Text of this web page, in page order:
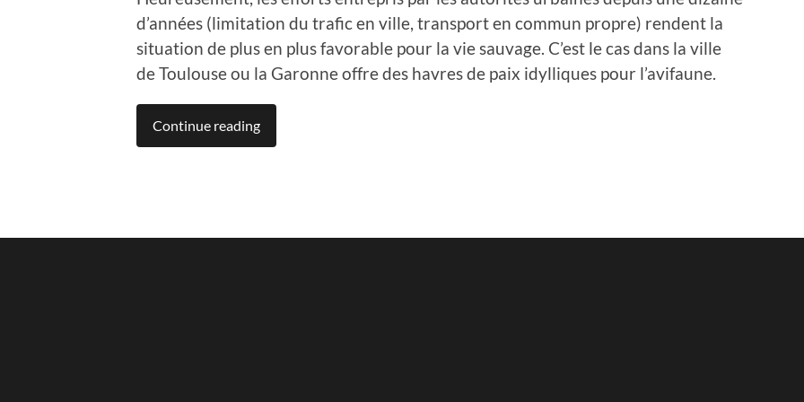
d’années (limitation du trafic en ville, transport en commun propre) rendent la
situation de plus en plus favorable pour la vie sauvage. C’est le cas dans la ville
de Toulouse ou la Garonne offre des havres de paix idylliques pour l’avifaune.
Continue reading